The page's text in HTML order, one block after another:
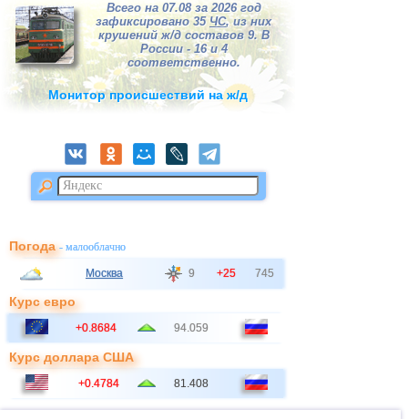
Всего на 07.08 за 2026 год
зафиксировано 35ЧС, из них
крушений ж/д составов 9. В
России - 16 и 4
соответственно.
Монитор происшествий на ж/д
Погода- малооблачно
Москва 9 +25 745
Курс евро
+0.8684 94.059
Курс доллара США
+0.4784 81.408